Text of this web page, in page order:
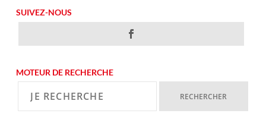
SUIVEZ-NOUS
MOTEUR DE RECHERCHE